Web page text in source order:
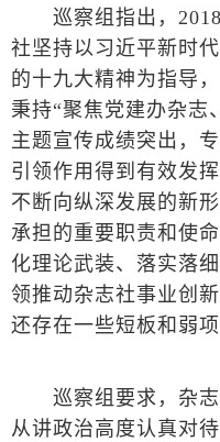
巡察组指出，2018
社坚持以习近平新时
的十九大精神为指导
秉持“聚焦党建办杂志
主题宣传成绩突出，
引领作用得到有效发
不断向纵深发展的新
承担的重要职责和使
化理论武装、落实落
领推动杂志社事业创
还存在一些短板和弱项
巡察组要求，杂志
从讲政治高度认真对